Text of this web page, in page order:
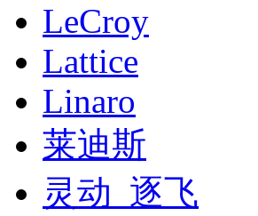
LeCroy
Lattice
Linaro
莱迪斯
灵动_逐飞